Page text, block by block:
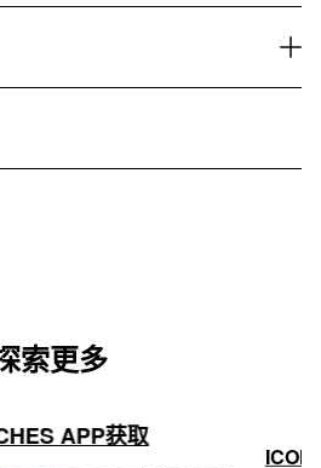
索更多
APP获取